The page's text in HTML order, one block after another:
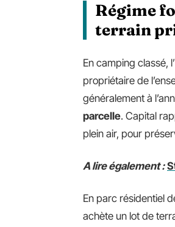
Régime
terrain
En camping classé,
propriétaire de
généralement à
parcelle. Capital
plein air, pour
A lire également :
En parc résidentiel
achète un lot de